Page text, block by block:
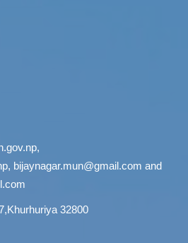
,
, bijaynagar.mun@gmail.com and
32800